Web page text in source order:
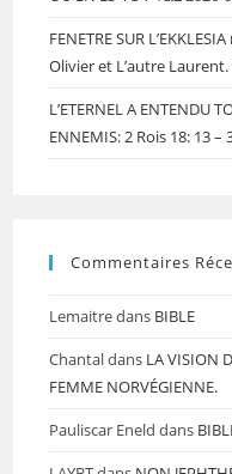
FENETRE SUR
Olivier et L’autre Laurent.
L’ETERNEL A ENTENDU
ENNEMIS: 2 Rois 18: 13 –
Commentaires
Lemaitredans BIBLE
Chantaldans LA VISION
FEMME NORVÉGIENNE.
Pauliscar Eneld dans